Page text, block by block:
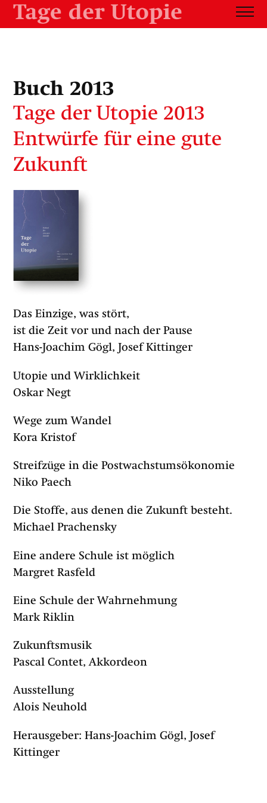
Buch 2013
Tage der Utopie 2013
Entwürfe für eine gute
Zukunft
Das Einzige, was stört,
ist die Zeit vor und nach der Pause
Hans-Joachim Gögl, Josef Kittinger
Utopie und Wirklichkeit
Oskar Negt
Wege zum Wandel
Kora Kristof
Streifzüge in die Postwachstumsökonomie
Niko Paech
Die Stoffe, aus denen die Zukunft besteht.
Michael Prachensky
Eine andere Schule ist möglich
Margret Rasfeld
Eine Schule der Wahrnehmung
Mark Riklin
Zukunftsmusik
Pascal Contet, Akkordeon
Ausstellung
Alois Neuhold
Herausgeber: Hans-Joachim Gögl, Josef
Kittinger